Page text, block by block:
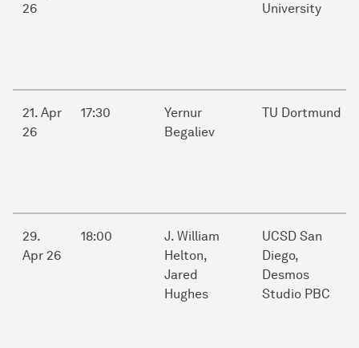
26
University
21. Apr
26
17:30
Yernur
Begaliev
TU Dortmund
29.
Apr 26
18:00
J. William
Helton,
Jared
Hughes
UCSD San
Diego,
Desmos
Studio PBC